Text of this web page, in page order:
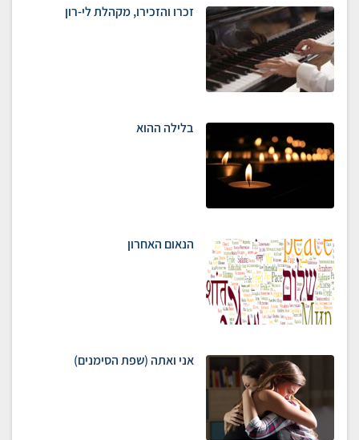
זכרו והזכירו, מקהלת לי-רון
בלילה ההוא
הנאום האחרון
אני ואתה (שפת הסימנים)